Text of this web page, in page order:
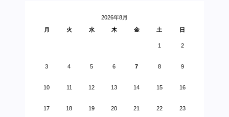
2026年8月
月
火 水 木 金 土 日
1 2
3 4 5 6 7 8 9
10 11 12 13 14 15 16
17 18 19 20 21 22 23